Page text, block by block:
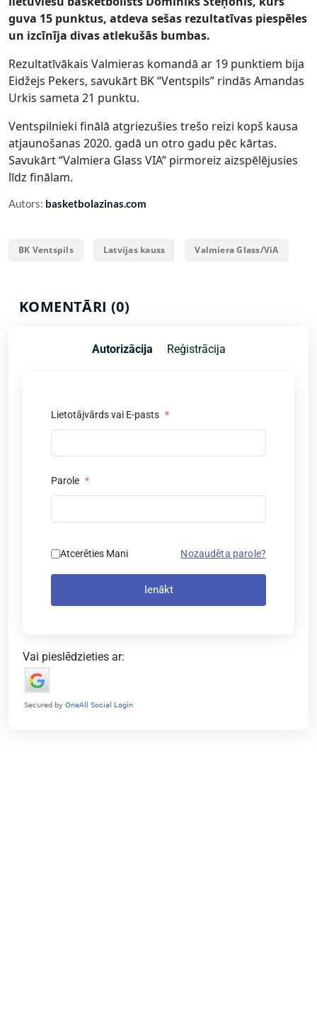
guva 15 punktus, atdeva sešas rezultatīvas piespēles
un izcīnīja divas atlekušās bumbas.
Rezultatīvākais Valmieras komandā ar 19 punktiem bija
Eidžejs Pekers, savukārt BK “Ventspils” rindās Amandas
Urkis sameta 21 punktu.
Ventspilnieki finālā atgriezušies trešo reizi kopš kausa
atjaunošanas 2020. gadā un otro gadu pēc kārtas.
Savukārt “Valmiera Glass VIA” pirmoreiz aizspēlējusies
līdz finālam.
Autors: basketbolazinas.com
BK Ventspils Latvijas kauss Valmiera Glass/ViA
KOMENTĀRI (0)
Autorizācija Reģistrācija
Lietotājvārds vai E-pasts *
Parole *
Atcerēties Mani Nozaudēta parole?
Ienākt
Vai pieslēdzieties ar: